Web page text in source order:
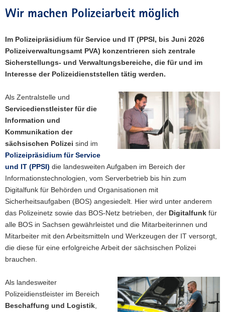
i
n
d
e
N
v
i
g
a
t
i
o
n
ih
Wir machen Polizeiarbeit möglich
Im Polizeipräsidium für Service und IT (PPSI, bis Juni 2026
Polizeiverwaltungsamt PVA) konzentrieren sich zentrale
Sicherstellungs- und Verwaltungsbereiche, die für und im
Interesse der Polizeidienststellen tätig werden.
Als Zentralstelle und
Servicedienstleister für die
Information und
Kommunikation der
sächsischen Polizei sind im
Polizeipräsidium für Service
und IT (PPSI) die landesweiten Aufgaben im Bereich der
Informationstechnologien, vom Serverbetrieb bis hin zum
Digitalfunk für Behörden und Organisationen mit
Sicherheitsaufgaben (BOS) angesiedelt. Hier wird unter anderem
das Polizeinetz sowie das BOS-Netz betrieben, der Digitalfunk für
alle BOS in Sachsen gewährleistet und die Mitarbeiterinnen und
Mitarbeiter mit den Arbeitsmitteln und Werkzeugen der IT versorgt,
die diese für eine erfolgreiche Arbeit der sächsischen Polizei
brauchen.
Als landesweiter
Polizeidienstleister im Bereich
Beschaffung und Logistik